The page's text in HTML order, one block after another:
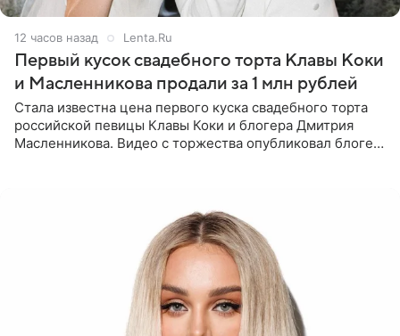
12 часов назад Lenta.Ru
Первый кусок свадебного торта Клавы Коки
и Масленникова продали за 1 млн рублей
Стала известна цена первого куска свадебного торта
российской певицы Клавы Коки и блогера Дмитрия
Масленникова. Видео с торжества опубликовал блогер